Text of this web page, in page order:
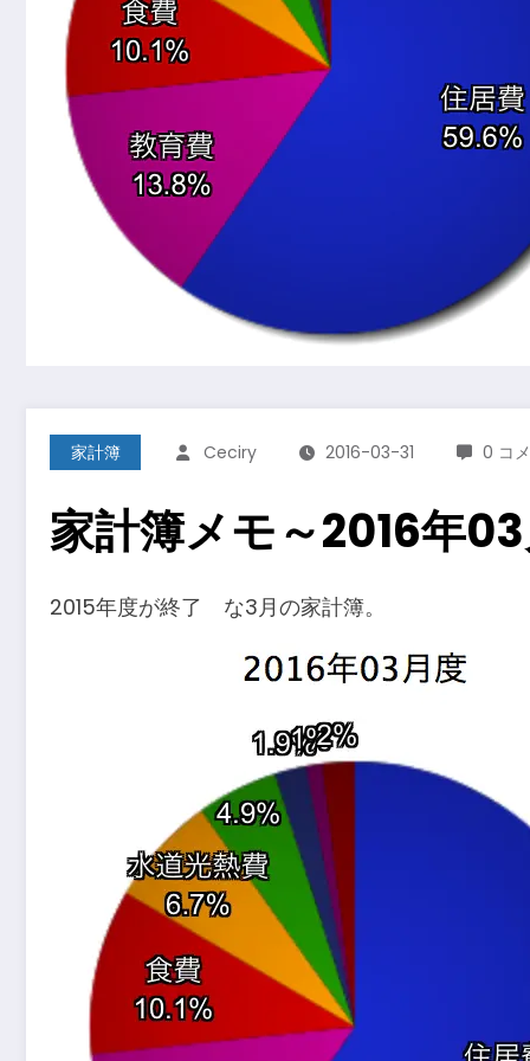
家計簿 Ceciry 2016-03-31 0 コ
家計簿メモ～2016年
2015年度が終了 な3月の家計簿。